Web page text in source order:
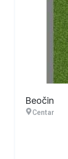
Beočin
Centar